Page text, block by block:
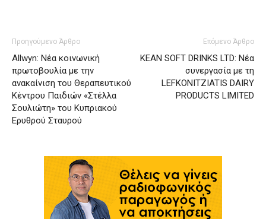
Προηγούμενο Άρθρο
Allwyn: Νέα κοινωνική
πρωτοβουλία με την
ανακαίνιση του Θεραπευτικού
Κέντρου Παιδιών «Στέλλα
Σουλιώτη» του Κυπριακού
Ερυθρού Σταυρού
Επόμενο Άρθρο
ΚΕΑΝ SOFT DRINKS LTD: Νέα
συνεργασία με τη
LEFKONITZIATIS DAIRY
PRODUCTS LIMITED